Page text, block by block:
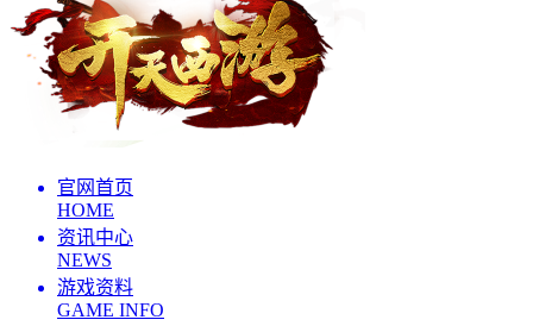
官网首页
HOME
资讯中心
NEWS
游戏资料
GAME INFO